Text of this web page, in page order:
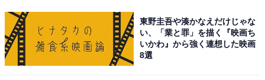
東野圭吾や湊かなえだけじゃな
い、「業と罪」を描く『映画ち
いかわ』から強く連想した映画
8選